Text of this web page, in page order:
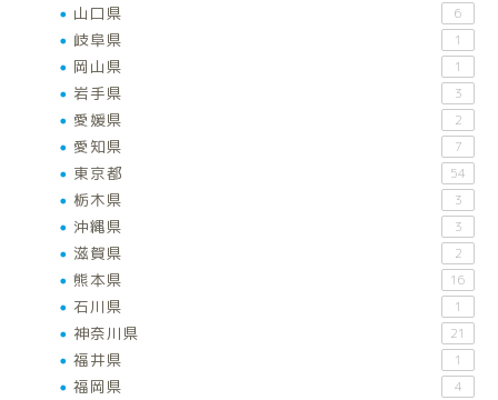
山口県 6
岐阜県 1
岡山県 1
岩手県 3
愛媛県 2
愛知県 7
東京都 54
栃木県 3
沖縄県 3
滋賀県 2
熊本県 16
石川県 1
神奈川県 21
福井県 1
福岡県 4